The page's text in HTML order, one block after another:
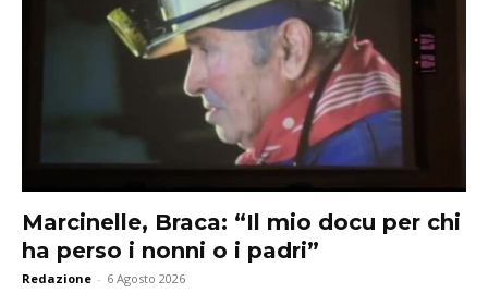
Marcinelle, Braca: “Il mio docu per chi
ha perso i nonni o i padri”
Redazione - 6 Agosto 2026